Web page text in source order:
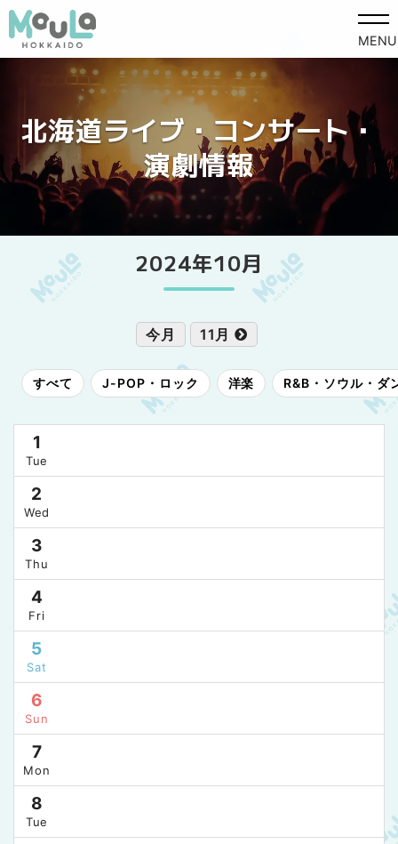
MENU
北海道ライブ・コンサート・
演劇情報
2024年10月
今月 11月
すべて J-POP・ロック 洋楽 R&B・ソウル・ダ
1
Tue
2
Wed
3
Thu
4
Fri
5
Sat
6
Sun
7
Mon
8
Tue